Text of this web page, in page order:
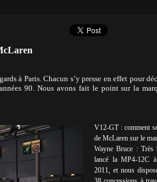
à Paris. Chacun s’y presse en effet pour
90. Nous avons fait le point sur la
V12-GT : comment
de McLaren sur le
Wayne Bruce : Très
lancé la MP4-12C
2011, et nous